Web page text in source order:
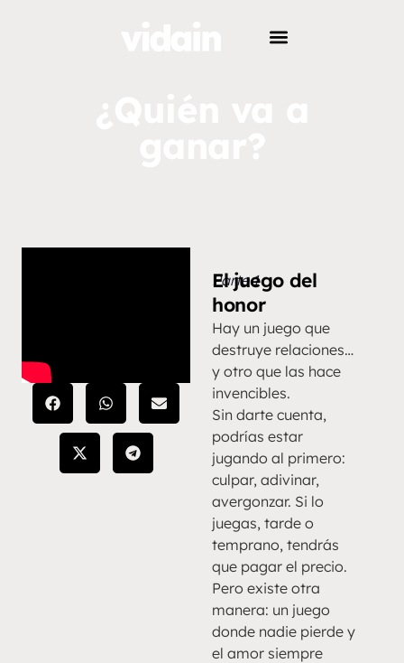
Parte 1
El juego del
honor
Hay un juego que
destruye relaciones…
y otro que las hace
invencibles.
Sin darte cuenta,
podrías estar
jugando al primero:
culpar, adivinar,
avergonzar. Si lo
juegas, tarde o
temprano, tendrás
que pagar el precio.
Pero existe otra
manera: un juego
donde nadie pierde y
el amor siempre